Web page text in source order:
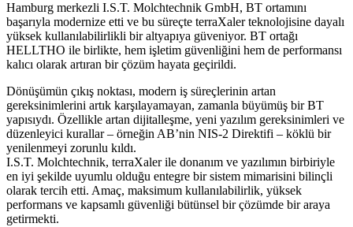
Hamburg merkezli I.S.T. Molchtechnik GmbH, BT ortamını
başarıyla modernize etti ve bu süreçte terraXaler teknolojisine dayalı
yüksek kullanılabilirlikli bir altyapıya güveniyor. BT ortağı
HELLTHO ile birlikte, hem işletim güvenliğini hem de performansı
kalıcı olarak artıran bir çözüm hayata geçirildi.
Dönüşümün çıkış noktası, modern iş süreçlerinin artan
gereksinimlerini artık karşılayamayan, zamanla büyümüş bir BT
yapısıydı. Özellikle artan dijitalleşme, yeni yazılım gereksinimleri ve
düzenleyici kurallar – örneğin AB’nin NIS-2 Direktifi – köklü bir
yenilenmeyi zorunlu kıldı.
I.S.T. Molchtechnik, terraXaler ile donanım ve yazılımın birbiriyle
en iyi şekilde uyumlu olduğu entegre bir sistem mimarisini bilinçli
olarak tercih etti. Amaç, maksimum kullanılabilirlik, yüksek
performans ve kapsamlı güvenliği bütünsel bir çözümde bir araya
getirmekti.